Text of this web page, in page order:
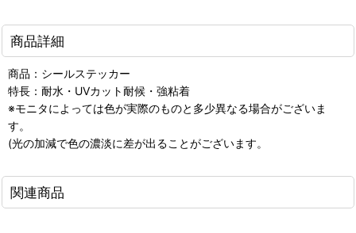
商品詳細
商品：シールステッカー
特長：耐水・UVカット耐候・強粘着
※モニタによっては色が実際のものと多少異なる場合がございま
す。
(光の加減で色の濃淡に差が出ることがございます。
関連商品